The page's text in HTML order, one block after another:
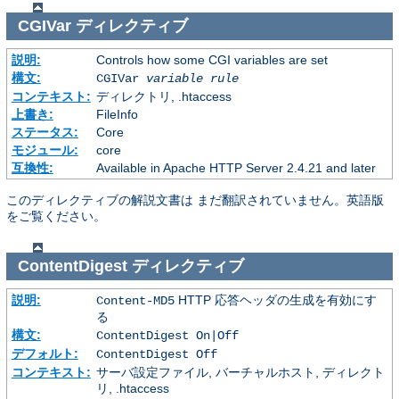
CGIVarディレクティブ
説明:
Controls how some CGI variables are set
構文:
CGIVar variable rule
コンテキスト: ディレクトリ, .htaccess
上書き:
FileInfo
ステータス:
Core
モジュール:
core
互換性:
Available in Apache HTTP Server 2.4.21 and later
このディレクティブの解説文書は まだ翻訳されていません。英語版
をご覧ください。
ContentDigestディレクティブ
説明: Content-MD5HTTP 応答ヘッダの生成を有効にす
る
構文:
ContentDigest On|Off
デフォルト:
ContentDigest Off
コンテキスト: サーバ設定ファイル, バーチャルホスト, ディレクト
リ, .htaccess